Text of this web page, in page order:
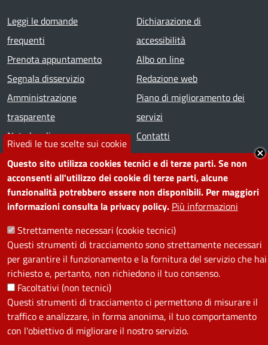
Rivedi le tue scelte sui cookie
Questo sito utilizza cookies tecnici e di terze parti. Se non
acconsenti all'utilizzo dei cookie di terze parti, alcune
funzionalità potrebbero essere non disponibili. Per maggiori
informazioni consulta la privacy policy. Più informazioni
Strettamente necessari (cookie tecnici)
Questi strumenti di tracciamento sono strettamente necessari
per garantire il funzionamento e la fornitura del servizio che hai
richiesto e, pertanto, non richiedono il tuo consenso.
Facoltativi (non tecnici)
Questi strumenti di tracciamento ci permettono di misurare il
traffico e analizzare, in forma anonima, il tuo comportamento
con l'obiettivo di migliorare il nostro servizio.
Footer menu
Leggi le domande
frequenti
Prenota appuntamento
Segnala disservizio
Amministrazione
trasparente
Note legali
Dichiarazione di
accessibilità
Albo on line
Redazione web
Piano di miglioramento dei
servizi
Contatti
SEGUICI SU
Facebook
Instagram
YouTube
Telegram
WhatsApp
TwitterLinkedin
PRIVACY
Useful links section
La Privacy nel Comune
PRIVACY